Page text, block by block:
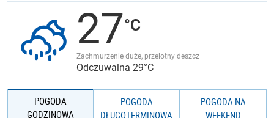
JAKOŚĆ POWIETRZA27
Zachmurzenie duże, przelotny deszcz
Odczuwalna 29°C
POGODA
GODZINOWA
POGODA
DŁUGOTERMINOWA
POGODA NA
WEEKEND